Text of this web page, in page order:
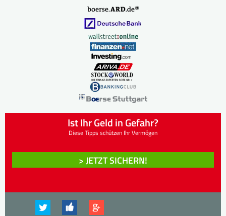
Ist Ihr Geld in Gefahr?
Diese Tipps schützen Ihr Vermögen
> JETZT SICHERN!